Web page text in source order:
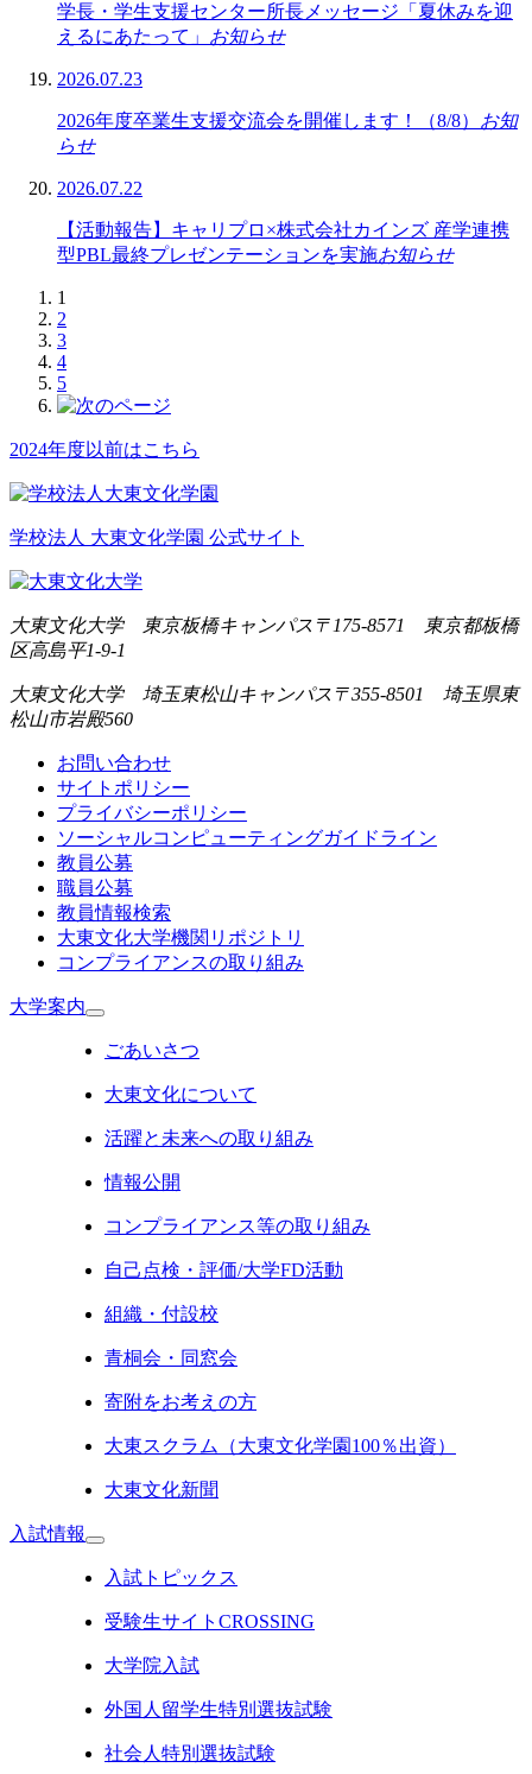
学長・学生支援センター所長メッセージ「夏休みを迎
えるにあたって」
お知らせ
2026.07.23
2026年度卒業生支援交流会を開催します！（8/8）
お知
らせ
2026.07.22
【活動報告】キャリプロ×株式会社カインズ 産学連携
型PBL最終プレゼンテーションを実施お知らせ
1
2
3
4
5
2024年度以前はこちら
学校法人 大東文化学園 公式サイト
大東文化大学 東京板橋キャンパス 〒175-8571 東京都板橋
区高島平1-9-1
大東文化大学 埼玉東松山キャンパス 〒355-8501 埼玉県東
松山市岩殿560
お問い合わせ
サイトポリシー
プライバシーポリシー
ソーシャルコンピューティングガイドライン
教員公募
職員公募
教員情報検索
大東文化大学機関リポジトリ
コンプライアンスの取り組み
大学案内
ごあいさつ
大東文化について
活躍と未来への取り組み
情報公開
コンプライアンス等の取り組み
自己点検・評価/大学FD活動
組織・付設校
青桐会・同窓会
寄附をお考えの方
大東スクラム（大東文化学園100％出資）
大東文化新聞
入試情報
入試トピックス
受験生サイトCROSSING
大学院入試
外国人留学生特別選抜試験
社会人特別選抜試験